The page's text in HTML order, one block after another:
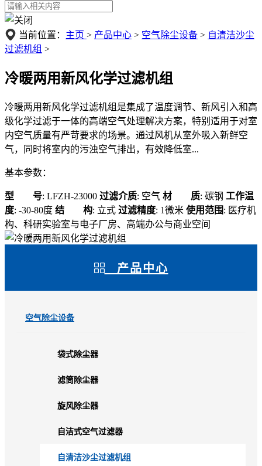
当前位置： 主页 > 产品中心 > 空气除尘设备 > 自清洁沙尘
过滤机组 >
冷暖两用新风化学过滤机组
冷暖两用新风化学过滤机组是集成了温度调节、新风引入和高
级化学过滤于一体的高端空气处理解决方案，特别适用于对室
内空气质量有严苛要求的场景。通过风机从室外吸入新鲜空
气，同时将室内的污浊空气排出，有效降低室...
基本参数：
型 号: LFZH-23000 过滤介质: 空气 材 质: 碳钢 工作温
度: -30-80度 结 构: 立式 过滤精度: 1微米 使用范围: 医疗机
构、科研实验室与电子厂房、高端办公与商业空间
产品中心
空气除尘设备
袋式除尘器
滤筒除尘器
旋风除尘器
自洁式空气过滤器
自清洁沙尘过滤机组